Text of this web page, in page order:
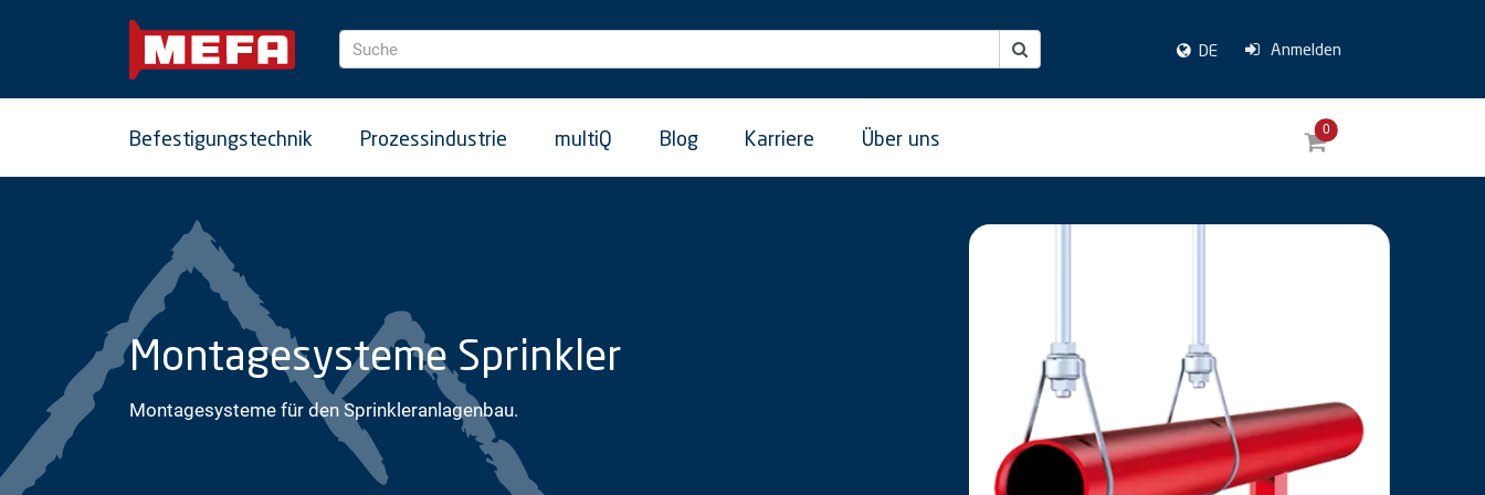
Suche DE Anmelden
0
Befestigungstechnik Prozessindustrie multiQ Blog Karriere Über uns
Montagesysteme Sprinkler
Montagesysteme für den Sprinkleranlagenbau.